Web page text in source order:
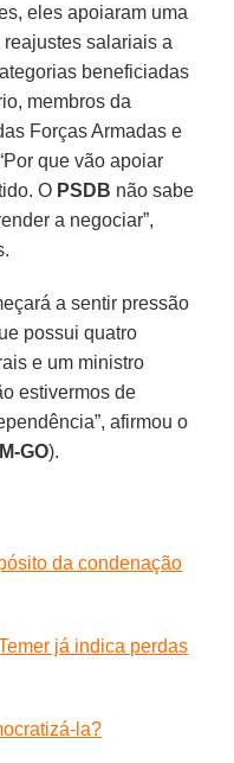
eles apoiaram uma
salariais a
beneficiadas
membros da
Forças Armadas e
que vão apoiar
O PSDB não sabe
a negociar”,
a sentir pressão
possui quatro
e um ministro
estivermos de
afirmou o
GO).
da condenação
já indica perdas
la?